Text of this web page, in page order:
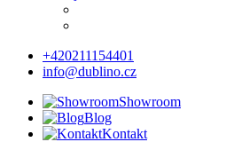
+420211154401
info@dublino.cz
Showroom
Blog
Kontakt